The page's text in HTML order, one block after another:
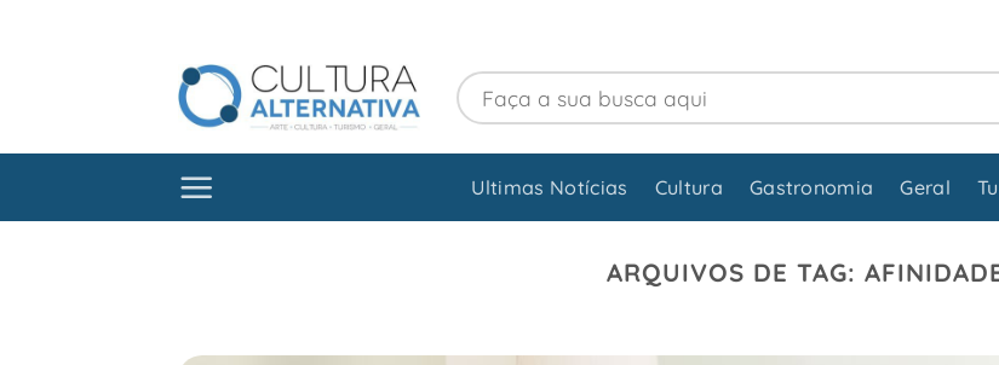
Ultimas Notícias Cultura Gastronomia Geral
ARQUIVOS DE TAG: